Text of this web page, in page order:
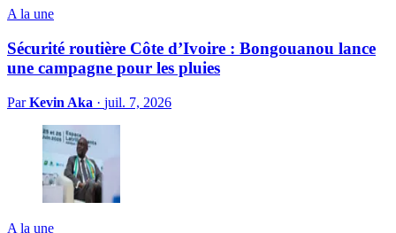
A la une
Sécurité routière Côte d’Ivoire : Bongouanou lance
une campagne pour les pluies
ParKevin Aka · juil. 7, 2026
A la une